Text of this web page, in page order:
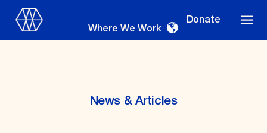
Donate
Where We Work
Where We Work
News & Articles